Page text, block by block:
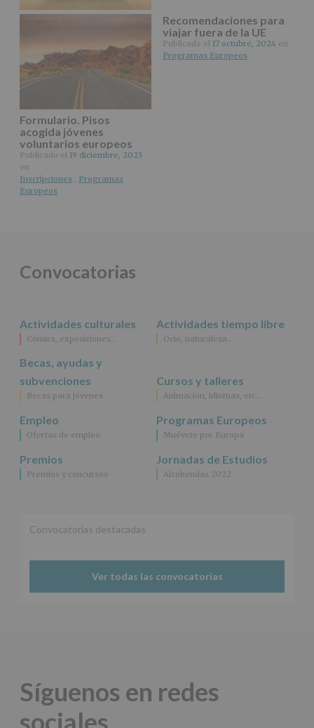
consultar
Aquí
Protegemos
nuestra
página
web:
www.alcobendas.org
*
Obligatorio
Recomendaciones para
viajar fuera de la UE
Publicado el 17 octubre, 2024en
Programas Europeos
Formulario. Pisos
acogida jóvenes
voluntarios europeos
Publicado el 19 diciembre, 2023
en
Inscripciones , Programas
Europeos
Convocatorias
Actividades culturales
Cómics, exposiciones…
Actividades tiempo libre
Ocio, naturaleza…
Becas, ayudas y
subvenciones
Becas para jóvenes
Cursos y talleres
Animación, idiomas, etc…
Empleo
Ofertas de empleo
Programas Europeos
Muévete por Europa
Premios
Premios y concursos
Jornadas de Estudios
Alcobendas 2022
Convocatorias destacadas
Ver todas las convocatorias
Síguenos en redes